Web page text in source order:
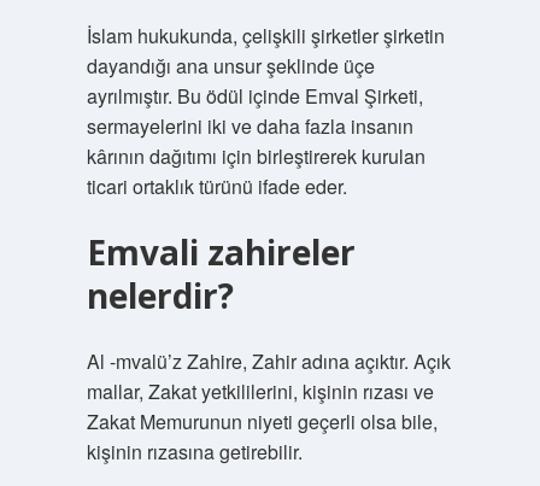
İslam hukukunda, çelişkili şirketler şirketin
dayandığı ana unsur şeklinde üçe
ayrılmıştır. Bu ödül içinde Emval Şirketi,
sermayelerini iki ve daha fazla insanın
kârının dağıtımı için birleştirerek kurulan
ticari ortaklık türünü ifade eder.
Emvali zahireler
nelerdir?
Al -mvalü’z Zahire, Zahir adına açıktır. Açık
mallar, Zakat yetkililerini, kişinin rızası ve
Zakat Memurunun niyeti geçerli olsa bile,
kişinin rızasına getirebilir.